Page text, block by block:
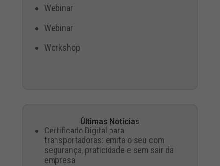
Webinar
Webinar
Workshop
Últimas Notícias
Certificado Digital para
transportadoras: emita o seu com
segurança, praticidade e sem sair da
empresa